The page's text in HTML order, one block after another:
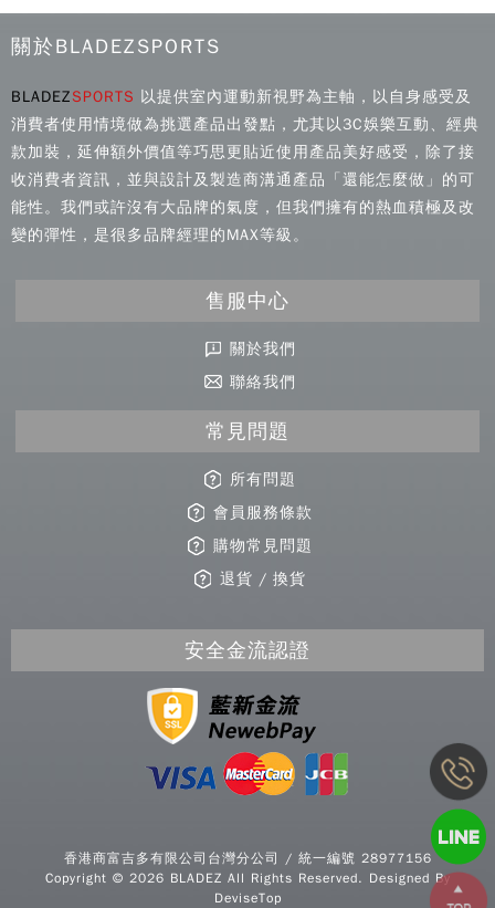
©
All
關於BLADEZSPORTS
BLADEZSPORTS 以提供室內運動新視野為主軸，以自身感受及
消費者使用情境做為挑選產品出發點，尤其以3C娛樂互動、經典
款加裝，延伸額外價值等巧思更貼近使用產品美好感受，除了接
收消費者資訊，並與設計及製造商溝通產品「還能怎麼做」的可
能性。我們或許沒有大品牌的氣度，但我們擁有的熱血積極及改
變的彈性，是很多品牌經理的MAX等級。
售服中心
關於我們
聯絡我們
常見問題
所有問題
會員服務條款
購物常見問題
退貨 / 換貨
安全金流認證
香港商富吉多有限公司台灣分公司 / 統一編號 28977156
Copyright © 2026 BLADEZ All Rights Reserved. Designed By
DeviseTop